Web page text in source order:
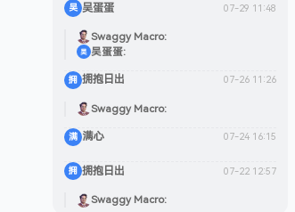
吴 吴蛋蛋 07-29 11:48
Swaggy Macro
吴 吴蛋蛋
拥 拥抱日出 07-26 11:26
Swaggy Macro
满 满心 07-24 16:15
拥 拥抱日出 07-22 12:57
Swaggy Macro